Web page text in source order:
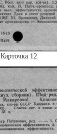
Карточка 12